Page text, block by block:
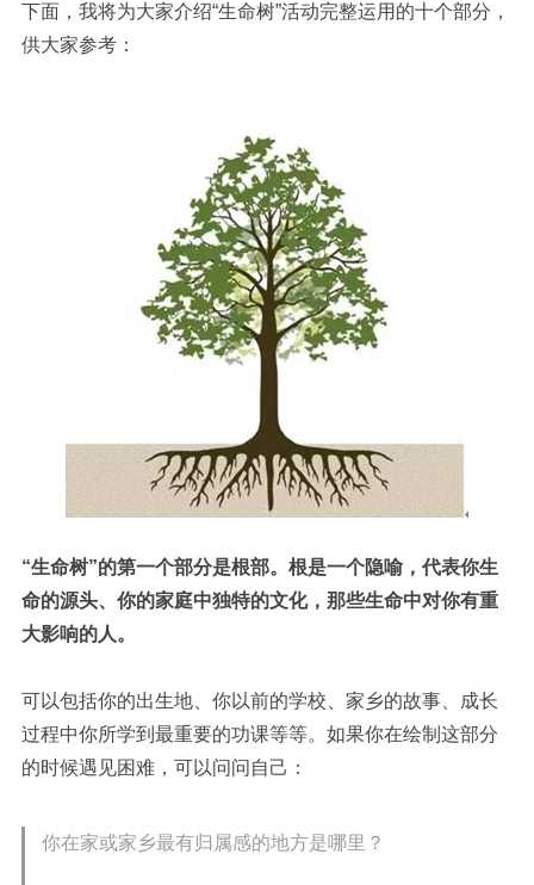
下面，我将为大家介绍“生命树”活动完整运用的十个部分，
供大家参考：
“生命树”的第一个部分是根部。根是一个隐喻，代表你生
命的源头、你的家庭中独特的文化，那些生命中对你有重
大影响的人。
可以包括你的出生地、你以前的学校、家乡的故事、
成长
过程中你所学到最重要的功课等等。如果你在绘制这部分
的时候遇见困难，可以问问自己：
你在家或家乡最有归属感的地方是哪里？